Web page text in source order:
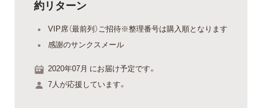
約リターン
VIP席（最前列）ご招待※整理番号は購入順となります
感謝のサンクスメール
2020年07月 にお届け予定です。
7人が応援しています。